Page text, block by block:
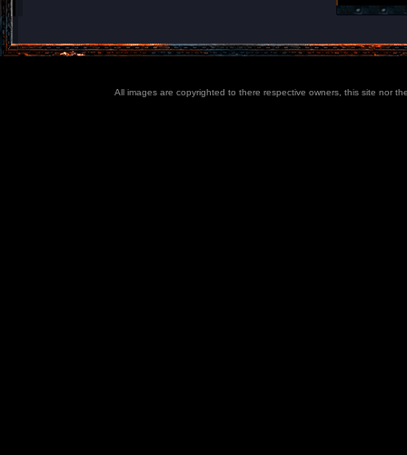
All images are copyrighted to there respective owners, this site nor